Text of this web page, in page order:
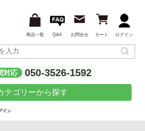
商品一覧 Q&A お問合せ カート ログイン
対応 050-3526-1592
テゴリーから探す
イン